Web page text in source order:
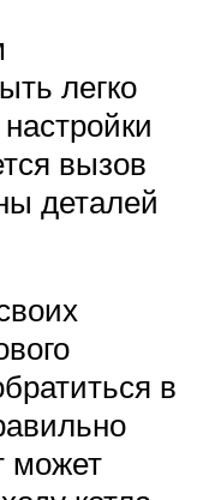
легко
вызов
деталей
в
может